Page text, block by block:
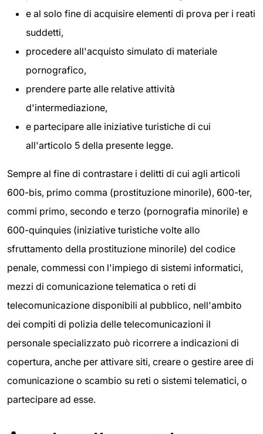
e al solo fine di acquisire elementi di prova per i reati
suddetti,
procedere all'acquisto simulato di materiale
pornografico,
prendere parte alle relative attività
d'intermediazione,
e partecipare alle iniziative turistiche di cui
all'articolo 5 della presente legge.
Sempre al fine di contrastare i delitti di cui agli articoli
600-bis, primo comma (prostituzione minorile), 600-ter,
commi primo, secondo e terzo (pornografia minorile) e
600-quinquies (iniziative turistiche volte allo
sfruttamento della prostituzione minorile) del codice
penale, commessi con l'impiego di sistemi informatici,
mezzi di comunicazione telematica o reti di
telecomunicazione disponibili al pubblico, nell'ambito
dei compiti di polizia delle telecomunicazioni il
personale specializzato può ricorrere a indicazioni di
copertura, anche per attivare siti, creare o gestire aree di
comunicazione o scambio su reti o sistemi telematici, o
partecipare ad esse.